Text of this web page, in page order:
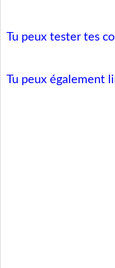
Tu peux tester tes
Tu peux également